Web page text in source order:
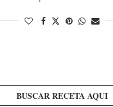
BUSCAR RECETA AQUI